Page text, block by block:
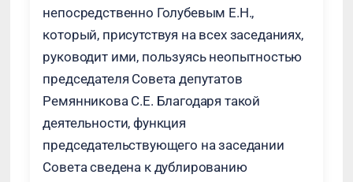
непосредственно Голубевым Е.Н.,
который, присутствуя на всех заседаниях,
руководит ими, пользуясь неопытностью
председателя Совета депутатов
Ремянникова С.Е. Благодаря такой
деятельности, функция
председательствующего на заседании
Совета сведена к дублированию